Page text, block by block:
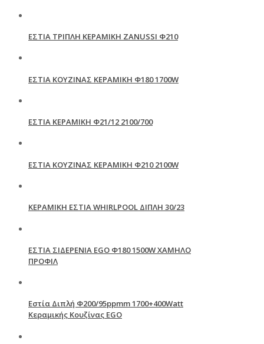
ΕΣΤΙΑ ΤΡΙΠΛΗ ΚΕΡΑΜΙΚΗ ZANUSSI Φ210
ΕΣΤΙΑ ΚΟΥΖΙΝΑΣ ΚΕΡΑΜΙΚΗ Φ180 1700W
ΕΣΤΙΑ ΚΕΡΑΜΙΚΗ Φ21/12 2100/700
ΕΣΤΙΑ ΚΟΥΖΙΝΑΣ ΚΕΡΑΜΙΚΗ Φ210 2100W
ΚΕΡΑΜΙΚΗ ΕΣΤΙΑ WHIRLPOOL ΔΙΠΛΗ 30/23
ΕΣΤΙΑ ΣΙΔΕΡΕΝΙΑ EGO Φ180 1500W ΧΑΜΗΛΟ
ΠΡΟΦΙΛ
Εστία Διπλή Φ200/95ppmm 1700+400Watt
Κεραμικής Κουζίνας EGO